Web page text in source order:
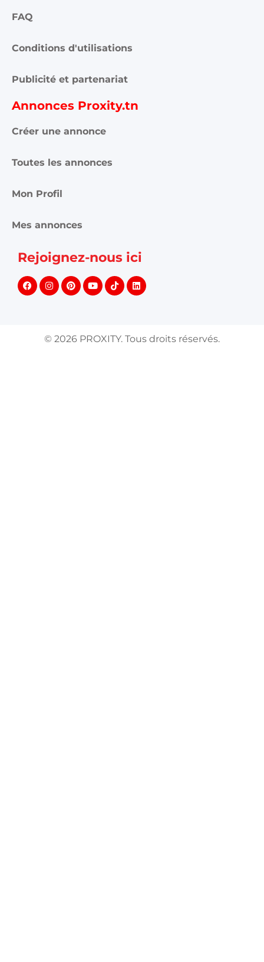
FAQ
Conditions d'utilisations
Publicité et partenariat
Annonces Proxity.tn
Créer une annonce
Toutes les annonces
Mon Profil
Mes annonces
Rejoignez-nous ici
© 2026 PROXITY. Tous droits réservés.